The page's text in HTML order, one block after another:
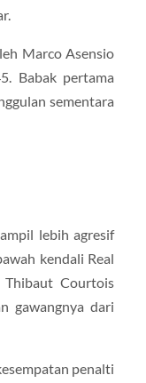
Marco Asensio
Babak pertama
sementara
lebih agresif
kendali Real
Courtois
gawangnya dari
penalti